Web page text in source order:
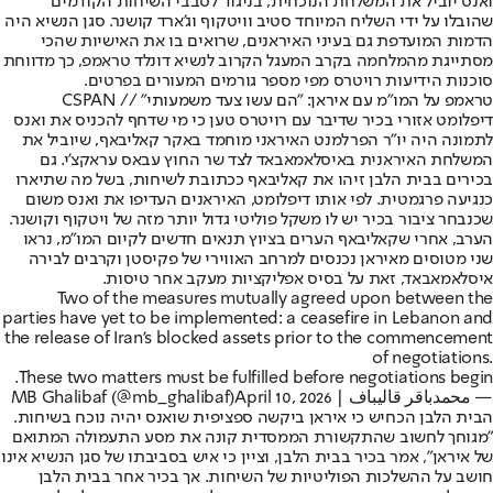
שהובלו על ידי השליח המיוחד סטיב וויטקוף וג'ארד קושנר. סגן הנשיא היה
הדמות המועדפת גם בעיני האיראנים, שרואים בו את האישיות שהכי
מסתייגת מהמלחמה בקרב המעגל הקרוב לנשיא דונלד טראמפ, כך מדווחת
סוכנות הידיעות רויטרס מפי מספר גורמים המעורים בפרטים.
טראמפ על המו"מ עם איראן: "הם עשו צעד משמעותי" // CSPAN
דיפלומט אזורי בכיר שדיבר עם רויטרס טען כי מי שדחף להכניס את ואנס
לתמונה היה יו"ר הפרלמנט האיראני מוחמד באקר קאליבאף, שיוביל את
המשלחת האיראנית באיסלאמאבאד לצד שר החוץ עבאס עראקצ'י. גם
בכירים בבית הלבן זיהו את קאליבאף ככתובת לשיחות, בשל מה שתיארו
כנגיעה פרגמטית. לפי אותו דיפלומט, האיראנים העדיפו את ואנס משום
שכנבחר ציבור בכיר יש לו משקל פוליטי גדול יותר מזה של ויטקוף וקושנר.
הערב, אחרי שקאליבאף הערים בציוץ תנאים חדשים לקיום המו"מ, נראו
שני מטוסים מאיראן נכנסים למרחב האווירי של פקיסטן וקרבים לבירה
איסלאמאבאד, זאת על בסיס אפליקציות מעקב אחר טיסות.
Two of the measures mutually agreed upon between the
parties have yet to be implemented: a ceasefire in Lebanon and
the release of Iran’s blocked assets prior to the commencement
of negotiations.
These two matters must be fulfilled before negotiations begin.
— محمدباقر قالیباف | MB Ghalibaf (@mb_ghalibaf) April 10, 2026
הבית הלבן הכחיש כי איראן ביקשה ספציפית שואנס יהיה נוכח בשיחות.
"מגוחך לחשוב שהתקשורת הממסדית קונה את מסע התעמולה המתואם
של איראן", אמר בכיר בבית הלבן, וציין כי איש בסביבתו של סגן הנשיא אינו
חושב על ההשלכות הפוליטיות של השיחות. אך בכיר אחר בבית הלבן